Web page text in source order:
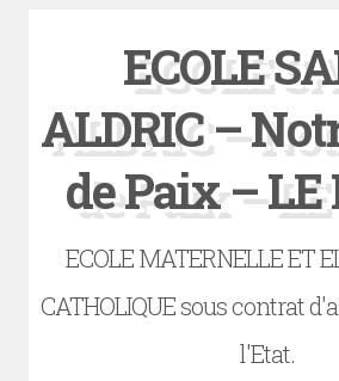
ECOLE
ALDRIC –
de Paix –
ECOLE MATERNELLE ET
CATHOLIQUE sous contrat
l'Etat.